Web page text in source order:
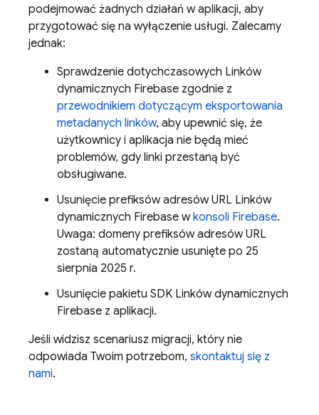
podejmować żadnych działań w aplikacji, aby
przygotować się na wyłączenie usługi. Zalecamy
jednak:
Sprawdzenie dotychczasowych Linków
dynamicznych Firebase zgodnie z
przewodnikiem dotyczącym eksportowania
metadanych linków, aby upewnić się, że
użytkownicy i aplikacja nie będą mieć
problemów, gdy linki przestaną być
obsługiwane.
Usunięcie prefiksów adresów URL Linków
dynamicznych Firebase wkonsoli Firebase.
Uwaga: domeny prefiksów adresów URL
zostaną automatycznie usunięte po 25
sierpnia 2025 r.
Usunięcie pakietu SDK Linków dynamicznych
Firebase z aplikacji.
Jeśli widzisz scenariusz migracji, który nie
odpowiada Twoim potrzebom, skontaktuj się z
nami.